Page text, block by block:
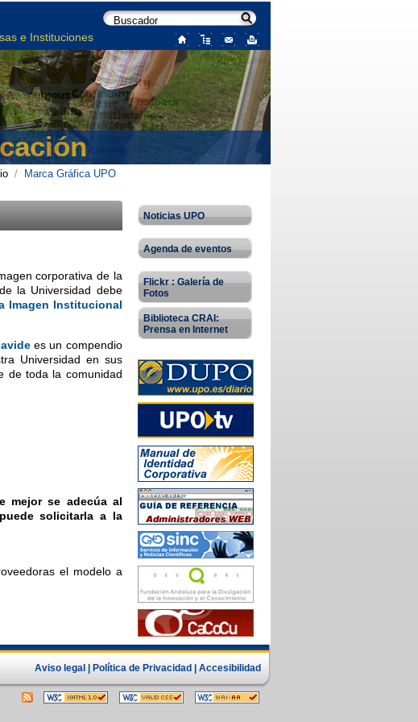
e Instituciones
/ Marca Gráfica UPO
corporativa de la
la Universidad debe
Imagen Institucional
es un compendio
Universidad en sus
de toda la comunidad
mejor se adecúa al
solicitarla a la
el modelo a
Noticias UPO
Agenda de eventos
Flickr : Galería de
Fotos
Biblioteca CRAI:
Prensa en Internet
Aviso legal | Política de Privacidad | Accesibilidad